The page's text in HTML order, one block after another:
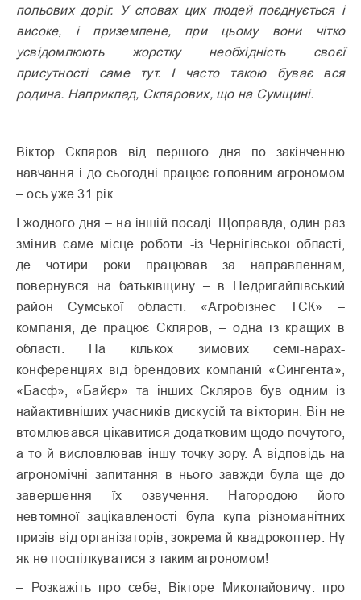
польових доріг. У словах цих людей поєднується і
високе, і приземлене, при цьому вони чітко
усвідомлюють жорстку необхідність своєї
присутності саме тут. І часто такою буває вся
родина. Наприклад, Склярових, що на Сумщині.
Віктор Скляров від першого дня по закінченню
навчання і до сьогодні працює головним агрономом
– ось уже 31 рік.
І жодного дня – на іншій посаді. Щоправда, один раз
змінив саме місце роботи -із Чернігівської області,
де чотири роки працював за направленням,
повернувся на батьківщину – в Недригайлівський
район Сумської області. «Агробізнес ТСК» –
компанія, де працює Скляров, – одна із кращих в
області. На кількох зимових семі-нарах-
конференціях від брендових компаній «Сингента»,
«Басф», «Байєр» та інших Скляров був одним із
найактивніших учасників дискусій та вікторин. Він не
втомлювався цікавитися додатковим щодо почутого,
а то й висловлював іншу точку зору. А відповідь на
агрономічні запитання в нього завжди була ще до
завершення їх озвучення. Нагородою його
невтомної зацікавленості була купа різноманітних
призів від організаторів, зокрема й квадрокоптер. Ну
як не поспілкуватися з таким агрономом!
– Розкажіть про себе, Вікторе Миколайовичу: про